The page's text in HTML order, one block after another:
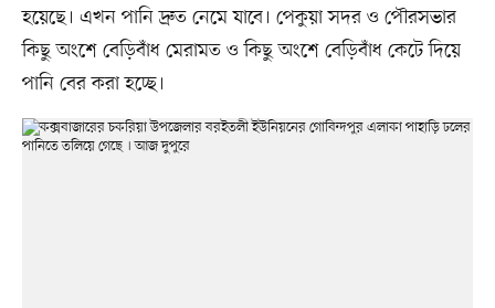
হয়েছে। এখন পানি দ্রুত নেমে যাবে। পেকুয়া সদর ও পৌরসভার
কিছু অংশে বেড়িবাঁধ মেরামত ও কিছু অংশে বেড়িবাঁধ কেটে দিয়ে
পানি বের করা হচ্ছে।